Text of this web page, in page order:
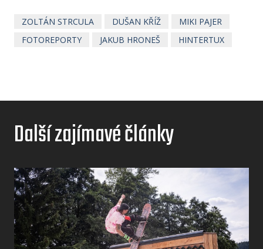
ZOLTÁN STRCULA DUŠAN KŘÍŽ
MIKI PAJER
FOTOREPORTY
JAKUB HRONEŠ HINTERTUX
Další zajímavé články